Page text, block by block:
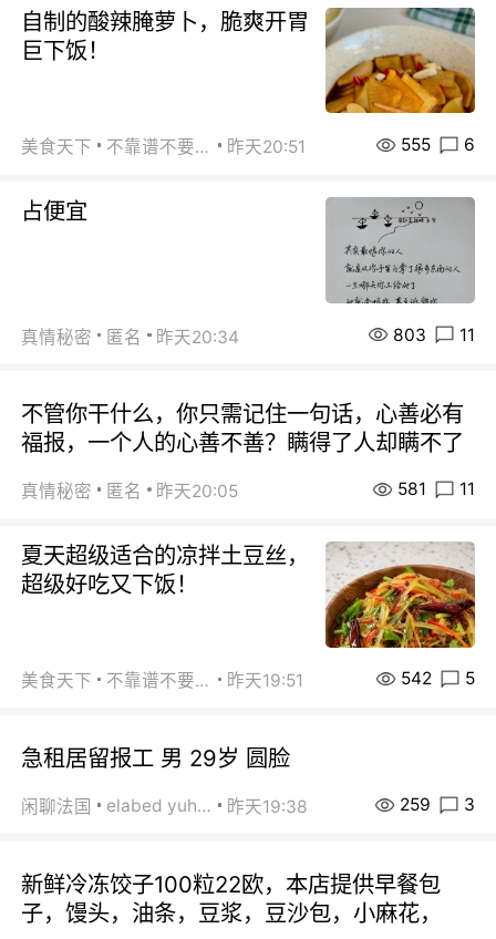
自制的酸辣腌萝卜，脆爽开胃
巨下饭！
美食天下 不靠谱不要联系 昨天20:51 555 6
占便宜
真情秘密 匿名 昨天20:34 803 11
不管你干什么，你只需记住一句话，心善必有
福报，一个人的心善不善？瞒得了人却瞒不了
真情秘密 匿名 昨天20:05 581 11
夏天超级适合的凉拌土豆丝，
超级好吃又下饭！
美食天下 不靠谱不要联系 昨天19:51 542 5
急租居留报工 男 29岁 圆脸
闲聊法国 elabed yuhua 昨天19:38 259 3
新鲜冷冻饺子100粒22欧，本店提供早餐包
子，馒头，油条，豆浆，豆沙包，小麻花，